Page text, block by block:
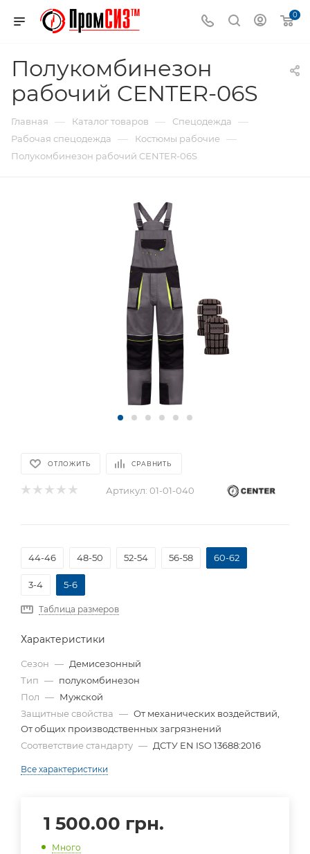
0
Полукомбинезон
рабочий CENTER-06S
Главная — Каталог товаров — Спецодежда —
Рабочая спецодежда — Костюмы рабочие —
Полукомбинезон рабочий CENTER-06S
ОТЛОЖИТЬ СРАВНИТЬ
Артикул: 01-01-040
44-46 48-50 52-54 56-58 60-62
3-4 5-6
Таблица размеров
Характеристики
Сезон — Демисезонный
Тип — полукомбинезон
Пол — Мужской
Защитные свойства — От механических воздействий,
От общих производственных загрязнений
Соответствие стандарту — ДСТУ EN ISO 13688:2016
Все характеристики
1 500.00 грн.
Много